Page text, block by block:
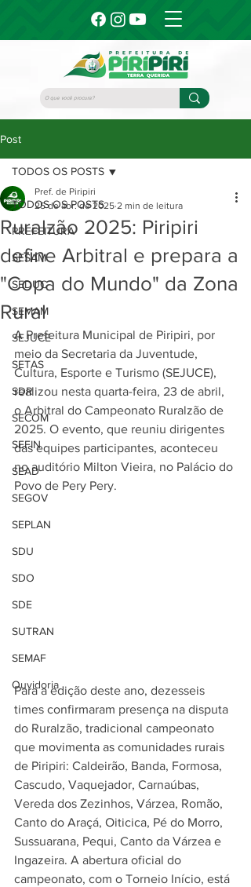
Post
TODOS OS POSTS
PREFEITURA
SESAM
SEDUC
SEMAM
SEJUCE
SETAS
SDR
SECOM
SEFIN
SEAD
SEGOV
SEPLAN
SDU
SDO
SDE
SUTRAN
SEMAF
Ouvidoria
TODOS OS POSTS
Ruralzão 2025: Piripiri
define Arbitral e prepara a
"Copa do Mundo" da Zona
Rural
Pref. de Piripiri
25 de abr. de 2025 2 min de leitura
A Prefeitura Municipal de Piripiri, por
meio da Secretaria da Juventude,
Cultura, Esporte e Turismo (SEJUCE),
realizou nesta quarta-feira, 23 de abril,
o Arbitral do Campeonato Ruralzão de
2025. O evento, que reuniu dirigentes
das equipes participantes, aconteceu
no auditório Milton Vieira, no Palácio do
Povo de Pery Pery.
Para a edição deste ano, dezesseis
times confirmaram presença na disputa
do Ruralzão, tradicional campeonato
que movimenta as comunidades rurais
de Piripiri: Caldeirão, Banda, Formosa,
Cascudo, Vaquejador, Carnaúbas,
Vereda dos Zezinhos, Várzea, Romão,
Canto do Araçá, Oiticica, Pé do Morro,
Sussuarana, Pequi, Canto da Várzea e
Ingazeira. A abertura oficial do
campeonato, com o Torneio Início, está